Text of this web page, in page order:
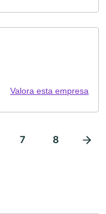
Valora esta empresa
7 8